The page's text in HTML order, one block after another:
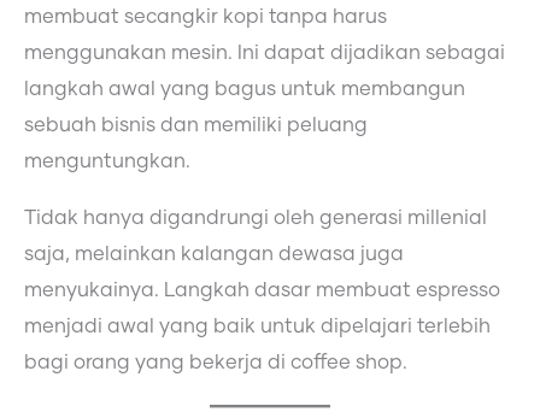
membuat secangkir kopi tanpa harus
menggunakan mesin. Ini dapat dijadikan sebagai
langkah awal yang bagus untuk membangun
sebuah bisnis dan memiliki peluang
menguntungkan.
Tidak hanya digandrungi oleh generasi millenial
saja, melainkan kalangan dewasa juga
menyukainya. Langkah dasar membuat espresso
menjadi awal yang baik untuk dipelajari terlebih
bagi orang yang bekerja di coffee shop.